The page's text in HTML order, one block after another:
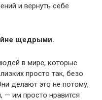
и вернуть себе
щедрыми.
в мире, которые
просто так, безо
делают это не потому,
— им просто нравится